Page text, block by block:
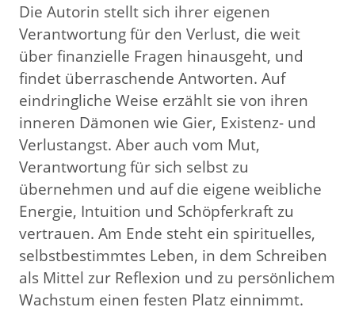
Die Autorin stellt sich ihrer eigenen
Verantwortung für den Verlust, die weit
über finanzielle Fragen hinausgeht, und
findet überraschende Antworten. Auf
eindringliche Weise erzählt sie von ihren
inneren Dämonen wie Gier, Existenz- und
Verlustangst. Aber auch vom Mut,
Verantwortung für sich selbst zu
übernehmen und auf die eigene weibliche
Energie, Intuition und Schöpferkraft zu
vertrauen. Am Ende steht ein spirituelles,
selbstbestimmtes Leben, in dem Schreiben
als Mittel zur Reflexion und zu persönlichem
Wachstum einen festen Platz einnimmt.